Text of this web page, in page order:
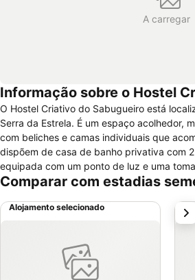
A carregar
Informação sobre o Hostel
O Hostel Criativo do Sabugueiro está
Serra da Estrela. É um espaço acolhedor, moderno,
com beliches e camas individuais que
dispõem de casa de banho privativa com
equipada com um ponto de luz e uma tomada elétrica Tem uma sala de convívio, onde se realizam exposições,
atividades criativas e uma marquise para
Comparar com estadias
Alojamento selecionado